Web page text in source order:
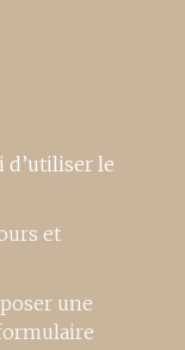
d’utiliser le
et
une